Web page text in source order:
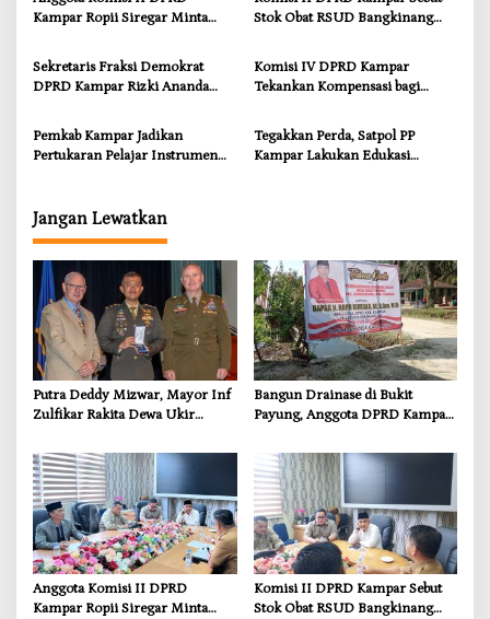
Kebutuhan Dasar
Kampar Ropii Siregar Minta
Ancaman Kekosongan Obat
demi Wujudkan Kampar Dihati
Stok Obat RSUD Bangkinang
Sekretaris Fraksi Demokrat
DPRD Kampar Rizki Ananda
dan Kompensasi untuk Warga
Sungai Tapung
Komisi IV DPRD Kampar
Tekankan Kompensasi bagi
Pemkab Kampar Jadikan
Pertukaran Pelajar Instrumen
Tegakkan Perda, Satpol PP
Kampar Lakukan Edukasi
Jangan Lewatkan
Putra Deddy Mizwar, Mayor Inf
Zulfikar Rakita Dewa Ukir
Serikat
Bangun Drainase di Bukit
Payung, Anggota DPRD Kampar
Infrastruktur yang Menyentuh
Kebutuhan Dasar
Anggota Komisi II DPRD
Kampar Ropii Siregar Minta
Komisi II DPRD Kampar Sebut
Stok Obat RSUD Bangkinang